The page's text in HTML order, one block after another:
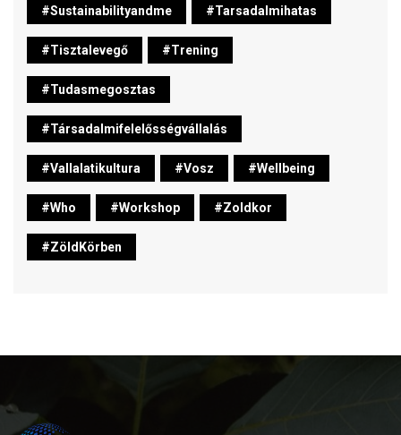
#sustainabilityandme #tarsadalmihatas
#tisztalevegő #trening
#tudasmegosztas
#társadalmifelelősségvállalás
#vallalatikultura #vosz #wellbeing
#who #workshop #zoldkor
#ZöldKörben